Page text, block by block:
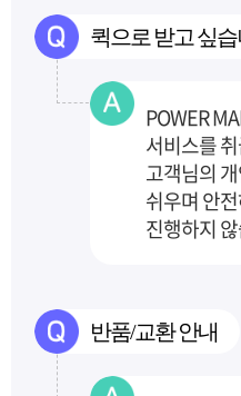
퀵으로 받고 싶
POWER
서비스를
고객님의
쉬우며 안
진행하지
반품/교환 안내